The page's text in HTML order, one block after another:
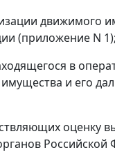
движимого
(приложение N 1);
в
и его
оценку
Российской